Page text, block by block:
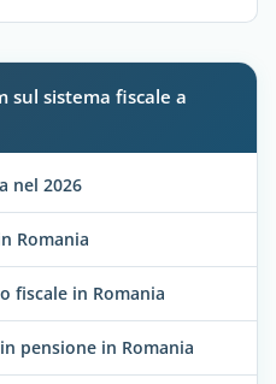
sul sistema fiscale a
nel 2026
Romania
fiscale in Romania
pensione in Romania